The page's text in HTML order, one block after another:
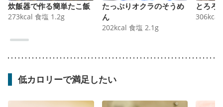
炊飯器で作る簡単たこ飯
273kcal 食塩 1.2g
たっぷりオクラのそうめ
ん
202kcal 食塩 2.1 g
とろろ
306kcal
低カロリーで満足したい